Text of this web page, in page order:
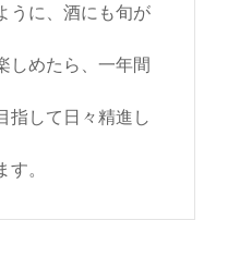
うに、酒にも旬が
しめたら、一年間
指して日々精進し
。